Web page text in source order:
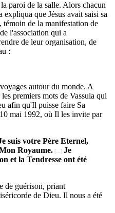
paroi de la salle. Alors chacun
que Jésus avait saisi sa
de la manifestation de
l'association qui a
de leur organisation, de
:
autour du monde. A
premiers mots de Vassula qui
afin qu'Il puisse faire Sa
mai 1992, où Il les invite par
suis votre Père Eternel,
Royaume. [...] Je
et la Tendresse ont été
de guérison, priant
de Dieu. Il nous a été